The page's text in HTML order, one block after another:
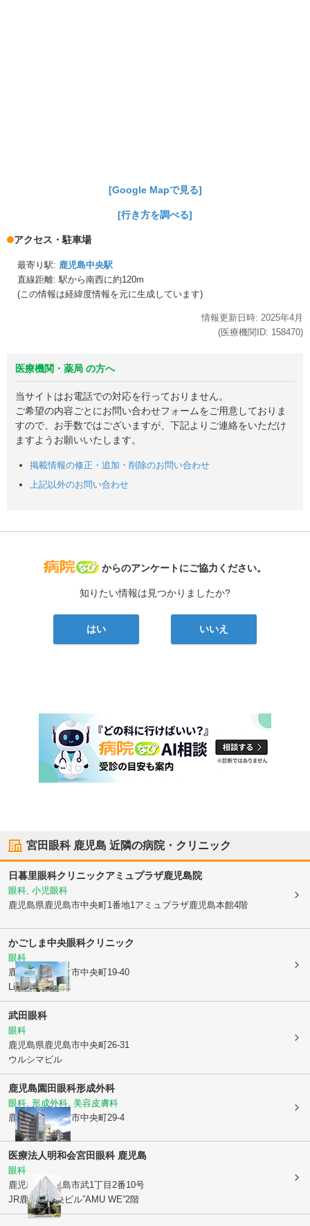
[Google Mapで見る]
[行き方を調べる]
アクセス・駐車場
最寄り駅: 鹿児島中央駅
直線距離: 駅から南西に約120m
(この情報は経緯度情報を元に生成しています)
情報更新日時: 2025年4月
(医療機関ID: 158470)
医療機関・薬局 の方へ
当サイトはお電話での対応を行っておりません。
ご希望の内容ごとにお問い合わせフォームをご用意しておりま
すので、お手数ではございますが、下記よりご連絡をいただけ
ますようお願いいたします。
掲載情報の修正・追加・削除のお問い合わせ
上記以外のお問い合わせ
病院なび
からのアンケートにご協力ください。
知りたい情報は見つかりましたか?
はい いいえ
宮田眼科 鹿児島 近隣の病院・クリニック
日暮里眼科クリニックアミュプラザ鹿児島院
眼科, 小児眼科
鹿児島県鹿児島市中央町1番地1アミュプラザ鹿児島本館4階
かごしま中央眼科クリニック
眼科
鹿児島県鹿児島市中央町19-40
Li-Ka1920 6階
武田眼科
眼科
鹿児島県鹿児島市中央町26-31
ウルシマビル
鹿児島園田眼科形成外科
眼科, 形成外科, 美容皮膚科
鹿児島県鹿児島市中央町29-4
医療法人明和会宮田眼科 鹿児島
眼科
鹿児島県鹿児島市武1丁目2番10号
JR鹿児島中央ビル”AMU WE”2階